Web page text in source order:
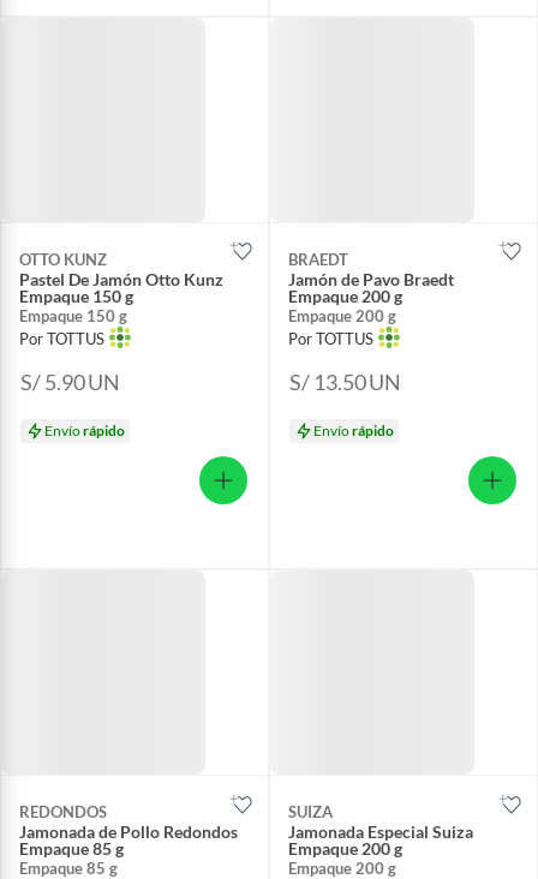
OTTO KUNZ
Pastel De Jamón Otto Kunz
Empaque 150 g
Empaque 150 g
Por TOTTUS
S/ 5.90UN
Envíorápido
BRAEDT
Jamón de Pavo Braedt
Empaque 200 g
Empaque 200 g
Por TOTTUS
S/ 13.50UN
Envíorápido
REDONDOS
Jamonada de Pollo Redondos
Empaque 85 g
Empaque 85 g
SUIZA
Jamonada Especial Suiza
Empaque 200 g
Empaque 200 g